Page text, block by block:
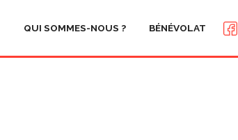
QUI SOMMES-NOUS ? BÉNÉVOLAT